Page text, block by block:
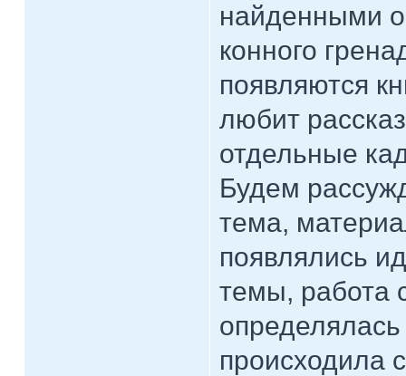
найденными
конного
появляются
любит
отдельные
Будем
тема,
появлялись
темы, работа
определялась
происходила